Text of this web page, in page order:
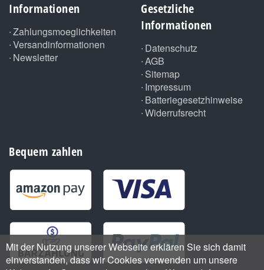
Informationen
Zahlungsmoeglichkeiten
Versandinformationen
Newsletter
Gesetzliche
Informationen
Datenschutz
AGB
Sitemap
Impressum
Batteriegesetzhinweise
Widerrufsrecht
Bequem zahlen
Mit der Nutzung unserer Webseite erklären Sie sich damit
einverstanden, dass wir Cookies verwenden um unsere